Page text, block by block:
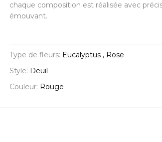
chaque composition est réalisée avec
émouvant.
Type de fleurs: Eucalyptus , Rose
Style: Deuil
Couleur: Rouge